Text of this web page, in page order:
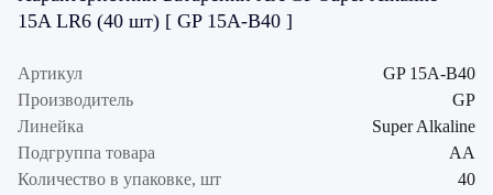
15A LR6 (40 шт) [ GP 15A-B40 ]
Артикул
GP 15A-B40
Производитель
GP
Линейка
Super Alkaline
Подгруппа товара
AA
Количество в упаковке, шт
40